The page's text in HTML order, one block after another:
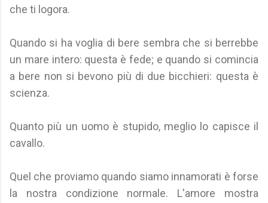
che ti logora.
Quando si ha voglia di bere sembra che si berrebbe
un mare intero: questa è fede; e quando si comincia
a bere non si bevono più di due bicchieri: questa è
scienza.
Quanto più un uomo è stupido, meglio lo capisce il
cavallo.
Quel che proviamo quando siamo innamorati è forse
la nostra condizione normale. L'amore mostra